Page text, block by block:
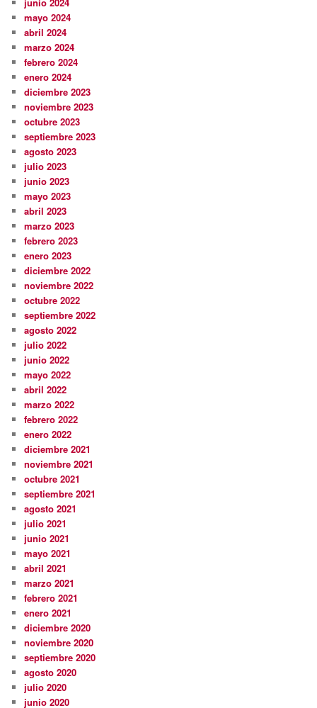
junio 2024
mayo 2024
abril 2024
marzo 2024
febrero 2024
enero 2024
diciembre 2023
noviembre 2023
octubre 2023
septiembre 2023
agosto 2023
julio 2023
junio 2023
mayo 2023
abril 2023
marzo 2023
febrero 2023
enero 2023
diciembre 2022
noviembre 2022
octubre 2022
septiembre 2022
agosto 2022
julio 2022
junio 2022
mayo 2022
abril 2022
marzo 2022
febrero 2022
enero 2022
diciembre 2021
noviembre 2021
octubre 2021
septiembre 2021
agosto 2021
julio 2021
junio 2021
mayo 2021
abril 2021
marzo 2021
febrero 2021
enero 2021
diciembre 2020
noviembre 2020
septiembre 2020
agosto 2020
julio 2020
junio 2020